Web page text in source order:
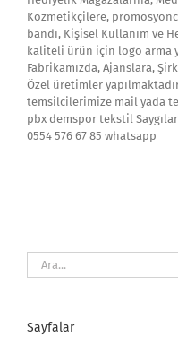
Kozmetikçilere,
bandı, Kişisel Kullanım ve
kaliteli ürün için logo arma
Fabrikamızda, Ajanslara,
Özel üretimler
temsilcilerimize mail yada
pbx demspor tekstil
0554 576 67 85 whatsapp
Ara:
Sayfalar